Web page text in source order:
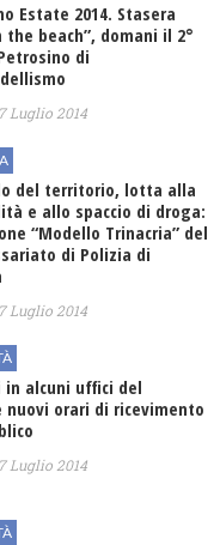
Estate 2014. Stasera
the beach”, domani il 2°
di
Luglio 2014
del territorio, lotta alla
e allo spaccio di droga:
“Modello Trinacria” del
di Polizia di
Luglio 2014
in alcuni uffici del
nuovi orari di ricevimento
Luglio 2014